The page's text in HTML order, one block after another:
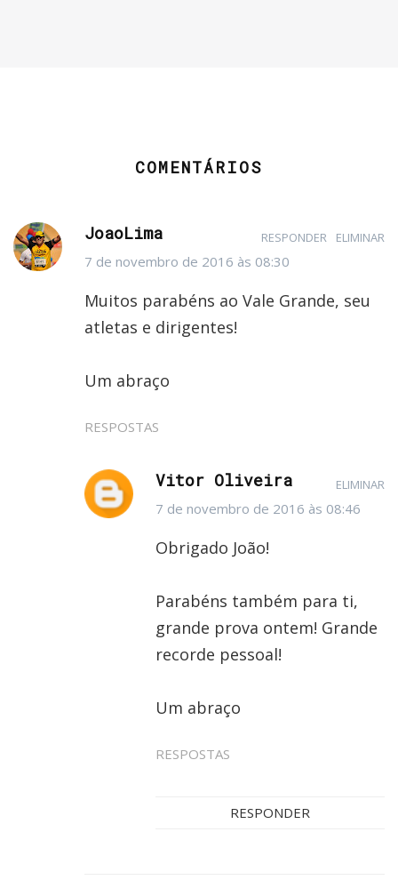
COMENTÁRIOS
JoaoLima
7 de novembro de 2016 às 08:30
Muitos parabéns ao Vale Grande, seu
atletas e dirigentes!
Um abraço
RESPONDER ELIMINAR
RESPOSTAS
Vitor Oliveira
7 de novembro de 2016 às 08:46
Obrigado João!
Parabéns também para ti,
grande prova ontem! Grande
recorde pessoal!
Um abraço
ELIMINAR
RESPOSTAS
RESPONDER